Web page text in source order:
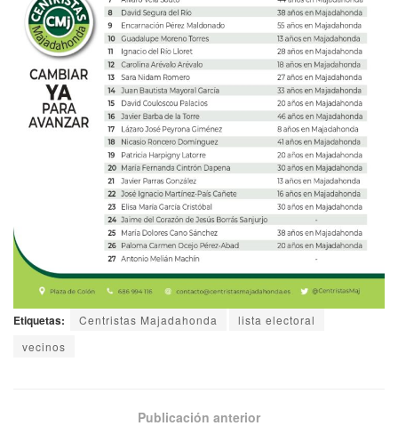
Etiquetas: Centristas Majadahonda
lista electoral
vecinos
Publicación anterior